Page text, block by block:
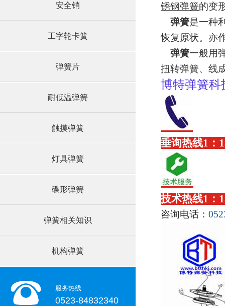
安全销
工字轮卡簧
弹簧片
耐低温弹簧
触摸弹簧
灯具弹簧
碟形弹簧
弹簧相关知识
机构弹簧
服务热线
0523-84832340
锈钢弹簧的变
弹簧是一种
恢复原状。亦
弹簧一般用
扭转弹簧、线
博特弹簧科
垂询热线1 ：
技术热线1 ：
咨询电话：